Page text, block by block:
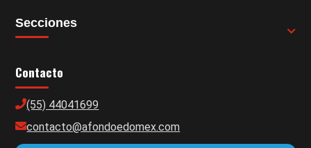
Secciones
Contacto
(55) 44041699
contacto@afondoedomex.com